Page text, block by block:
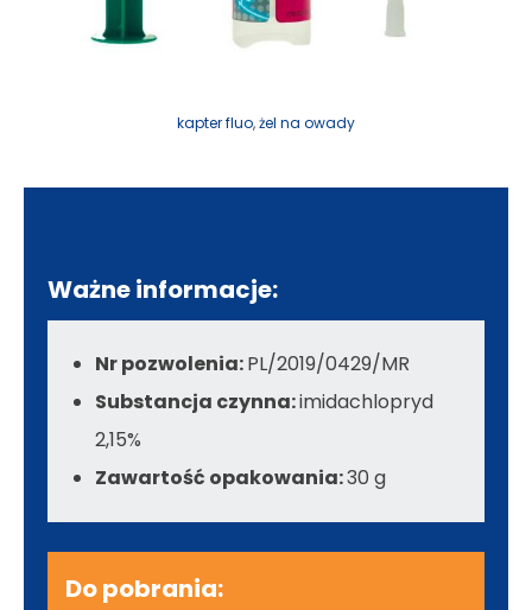
kapter fluo,żel na owady
Ważne informacje:
Nr pozwolenia:PL/2019/0429/MR
Substancja czynna:imidachlopryd
2,15%
Zawartość opakowania:30 g
Do pobrania: